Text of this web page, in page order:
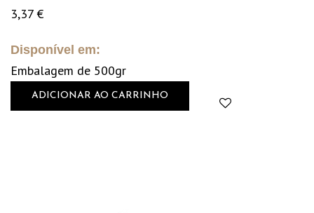
3,37€
Disponível em:
Embalagem de 500gr
ADICIONAR AO CARRINHO